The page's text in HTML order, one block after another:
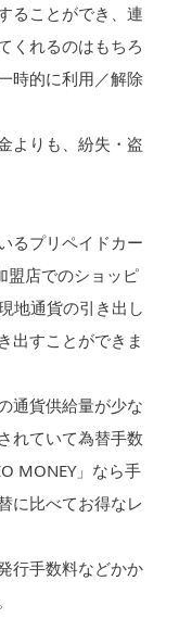
ることができ、連
くれるのはもちろ
時的に利用／解除
よりも、紛失・盗
るプリペイドカー
盟店でのショッピ
地通貨の引き出し
出すことができま
通貨供給量が少な
れていて為替手数
MONEY」なら手
に比べてお得なレ
行手数料などかか